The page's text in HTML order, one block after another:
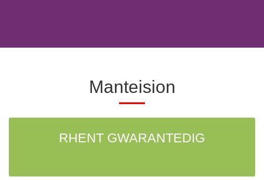
Manteision
RHENT GWARANTEDIG